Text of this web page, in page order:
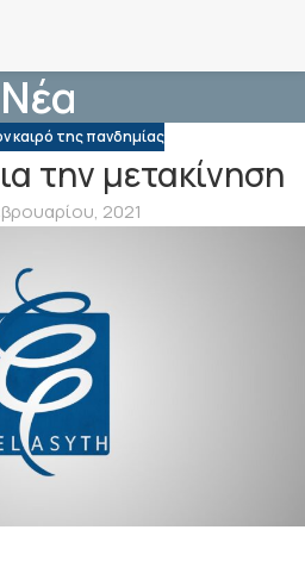
Νέα
καιρό της πανδημίας
την μετακίνηση
2021